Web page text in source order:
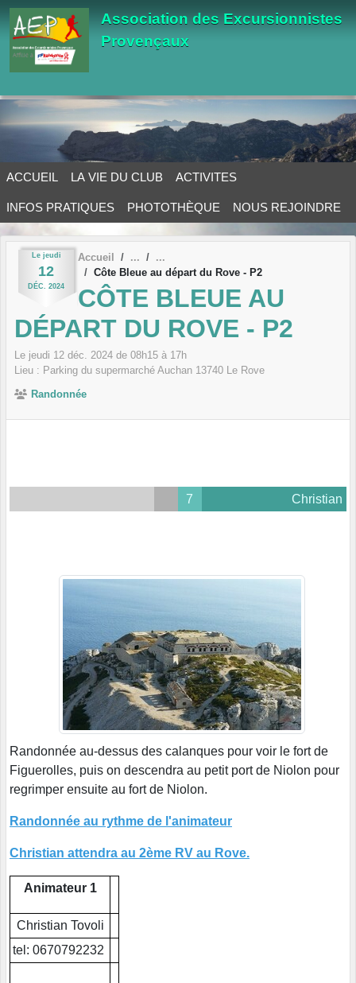
Association des Excursionnistes
Provençaux
ACCUEIL LA VIE DU CLUB ACTIVITES
INFOS PRATIQUES PHOTOTHÈQUE NOUS REJOINDRE
Le jeudi
12
DÉC. 2024
Accueil
Côte Bleue au départ du Rove - P2
CÔTE BLEUE AU
DÉPART DU ROVE - P2
Le jeudi 12 déc. 2024 de 08h15 à 17h
Lieu : Parking du supermarché Auchan 13740 Le Rove
Randonnée
7 Christian
Randonnée au-dessus des calanques pour voir le fort de
Figuerolles, puis on descendra au petit port de Niolon pour
regrimper ensuite au fort de Niolon.
Randonnée au rythme de l'animateur
Christian attendra au 2ème RV au Rove.
Animateur 1
Christian Tovoli
tel: 0670792232
Panneau de gestion des cookies